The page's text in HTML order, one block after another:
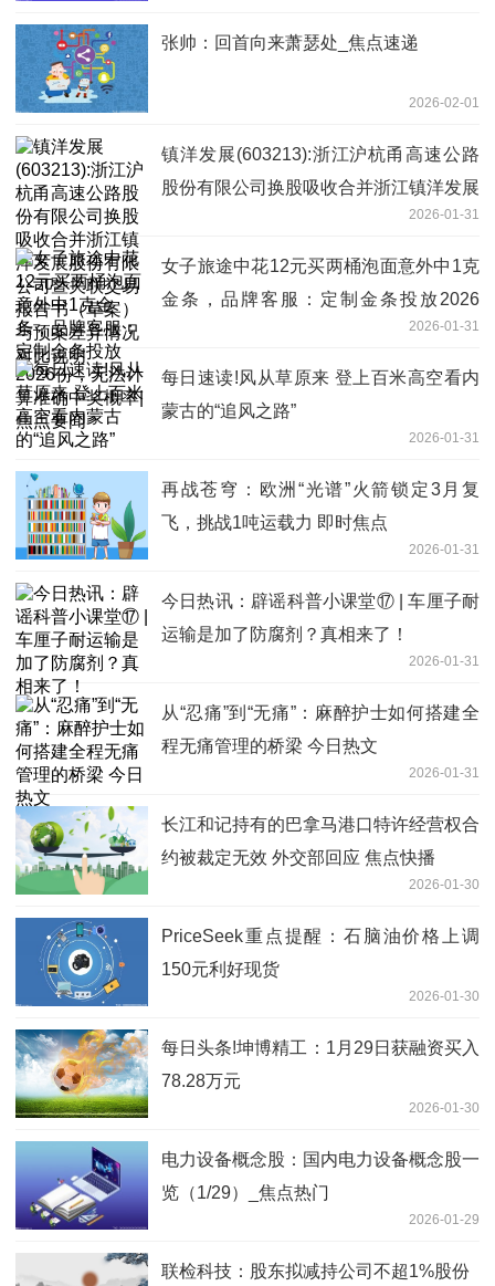
张帅：回首向来萧瑟处_焦点速递
2026-02-01
镇洋发展(603213):浙江沪杭甬高速公路
股份有限公司换股吸收合并浙江镇洋发展
股份有限公司暨关联交易报告书（草案）
与预案差异情况对比说明
2026-01-31
女子旅途中花12元买两桶泡面意外中1克
金条，品牌客服：定制金条投放2026
份，无法计算准确中奖概率|焦点要闻
2026-01-31
每日速读!风从草原来 登上百米高空看内
蒙古的“追风之路”
2026-01-31
再战苍穹：欧洲“光谱”火箭锁定3月复
飞，挑战1吨运载力 即时焦点
2026-01-31
今日热讯：辟谣科普小课堂⑰ | 车厘子耐
运输是加了防腐剂？真相来了！
2026-01-31
从“忍痛”到“无痛”：麻醉护士如何搭建全
程无痛管理的桥梁 今日热文
2026-01-31
长江和记持有的巴拿马港口特许经营权合
约被裁定无效 外交部回应 焦点快播
2026-01-30
PriceSeek重点提醒：石脑油价格上调
150元利好现货
2026-01-30
每日头条!坤博精工：1月29日获融资买入
78.28万元
2026-01-30
电力设备概念股：国内电力设备概念股一
览（1/29）_焦点热门
2026-01-29
联检科技：股东拟减持公司不超1%股份